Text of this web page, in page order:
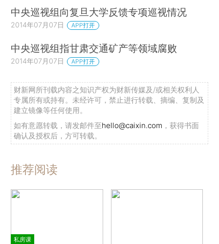
中央巡视组向复旦大学反馈专项巡视情况
2014年07月07日 APP打开
中央巡视组指甘肃交通矿产等领域腐败
2014年07月07日 APP打开
财新网所刊载内容之知识产权为财新传媒及/或相关权利人
专属所有或持有。未经许可，禁止进行转载、摘编、复制及
建立镜像等任何使用。
如有意愿转载，请发邮件至hello@caixin.com ，获得书面
确认及授权后，方可转载。
推荐阅读
私房课